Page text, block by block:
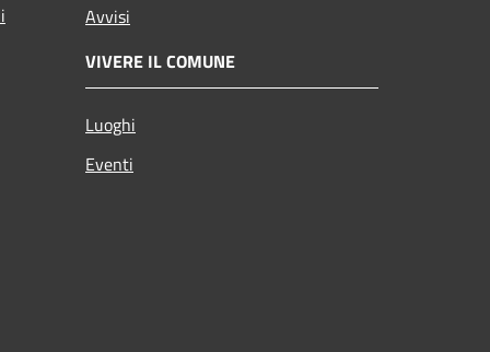
Avvisi
VIVERE IL COMUNE
Luoghi
Eventi